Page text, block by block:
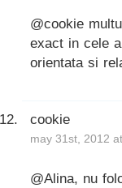
@cookie
exact in cele
orientata si
cookie
may 31st, 2012
@Alina, nu